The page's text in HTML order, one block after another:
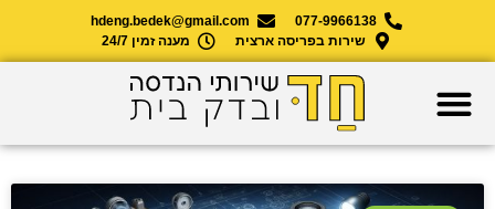
077-9966138
hdeng.bedek@gmail.com
שירות בפריסה ארצית
מענה זמין 24/7